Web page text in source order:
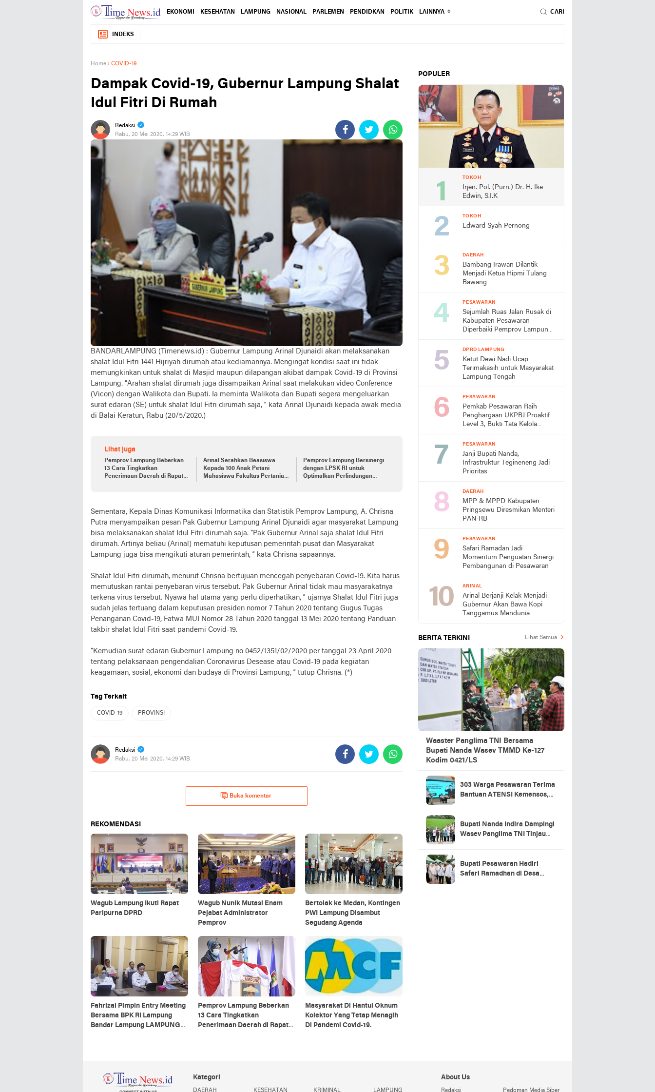
EKONOMI KESEHATAN LAMPUNG NASIONAL PARLEMEN PENDIDKAN POLITIK LAINNYA CARI
INDEKS
Home › COVID-19
Dampak Covid-19, Gubernur Lampung Shalat
Idul Fitri Di Rumah
Redaksi
Rabu, 20 Mei 2020, 14:29 WIB
BANDARLAMPUNG (Timenews.id) : Gubernur Lampung Arinal Djunaidi akan melaksanakan
shalat Idul Fitri 1441 Hijriyah dirumah atau kediamannya. Mengingat kondisi saat ini tidak
memungkinkan untuk shalat di Masjid maupun dilapangan akibat dampak Covid-19 di Provinsi
Lampung. “Arahan shalat dirumah juga disampaikan Arinal saat melakukan video Conference
(Vicon) dengan Walikota dan Bupati. Ia meminta Walikota dan Bupati segera mengeluarkan
surat edaran (SE) untuk shalat Idul Fitri dirumah saja, ” kata Arinal Djunaidi kepada awak media
di Balai Keratun, Rabu (20/5/2020.)
Lihat juga
Pemprov Lampung Beberkan
13 Cara Tingkatkan
Penerimaan Daerah di Rapat
Arinal Serahkan Beasiswa
Kepada 100 Anak Petani
Mahasiswa Fakultas Pertanian
Pemprov Lampung Bersinergi
dengan LPSK RI untuk
Optimalkan Perlindungan
Sementara, Kepala Dinas Komunikasi Informatika dan Statistik Pemprov Lampung, A. Chrisna
Putra menyampaikan pesan Pak Gubernur Lampung Arinal Djunaidi agar masyarakat Lampung
bisa melaksanakan shalat Idul Fitri dirumah saja. “Pak Gubernur Arinal saja shalat Idul Fitri
dirumah. Artinya beliau (Arinal) mematuhi keputusan pemerintah pusat dan Masyarakat
Lampung juga bisa mengikuti aturan pemerintah, ” kata Chrisna sapaannya.
Shalat Idul Fitri dirumah, menurut Chrisna bertujuan mencegah penyebaran Covid-19. Kita harus
memutuskan rantai penyebaran virus tersebut. Pak Gubernur Arinal tidak mau masyarakatnya
terkena virus tersebut. Nyawa hal utama yang perlu diperhatikan, ” ujarnya Shalat Idul Fitri juga
sudah jelas tertuang dalam keputusan presiden nomor 7 Tahun 2020 tentang Gugus Tugas
Penanganan Covid-19, Fatwa MUI Nomor 28 Tahun 2020 tanggal 13 Mei 2020 tentang Panduan
takbir shalat Idul Fitri saat pandemi Covid-19.
“Kemudian surat edaran Gubernur Lampung no 0452/1351/02/2020 per tanggal 23 April 2020
tentang pelaksanaan pengendalian Coronavirus Desease atau Covid-19 pada kegiatan
keagamaan, sosial, ekonomi dan budaya di Provinsi Lampung, ” tutup Chrisna. (*)
Tag Terkait
COVID-19 PROVINSI
Redaksi
Rabu, 20 Mei 2020, 14:29 WIB
Buka komentar
REKOMENDASI
Wagub Lampung Ikuti Rapat
Paripurna DPRD
Wagub Nunik Mutasi Enam
Pejabat Administrator
Pemprov
Bertolak ke Medan, Kontingen
PWI Lampung Disambut
Segudang Agenda
Fahrizal Pimpin Entry Meeting
Bersama BPK RI Lampung
Bandar Lampung LAMPUNG
Pemprov Lampung Beberkan
13 Cara Tingkatkan
Penerimaan Daerah di Rapat
Masyarakat Di Hantui Oknum
Kolektor Yang Tetap Menagih
Di Pandemi Covid-19.
POPULER
TOKOH
Irjen. Pol. (Purn.) Dr. H. Ike
Edwin, S.I.K
TOKOH
Edward Syah Pernong
DAERAH
Bambang Irawan Dilantik
Menjadi Ketua Hipmi Tulang
Bawang
PESAWARAN
Sejumlah Ruas Jalan Rusak di
Kabupaten Pesawaran
Diperbaiki Pemprov Lampung
DPRD LAMPUNG
Ketut Dewi Nadi Ucap
Terimakasih untuk Masyarakat
Lampung Tengah
PESAWARAN
Pemkab Pesawaran Raih
Penghargaan UKPBJ Proaktif
Level 3, Bukti Tata Kelola
PESAWARAN
Janji Bupati Nanda,
Infrastruktur Tegineneng Jadi
Prioritas
DAERAH
MPP & MPPD Kabupaten
Pringsewu Diresmikan Menteri
PAN-RB
PESAWARAN
Safari Ramadan Jadi
Momentum Penguatan Sinergi
Pembangunan di Pesawaran
ARINAL
Arinal Berjanji Kelak Menjadi
Gubernur Akan Bawa Kopi
Tanggamus Mendunia
BERITA TERKINI Lihat Semua
Waaster Panglima TNI Bersama
Bupati Nanda Wasev TMMD Ke-127
Kodim 0421/LS
303 Warga Pesawaran Terima
Bantuan ATENSI Kemensos,
Bupati Nanda Indira Dampingi
Wasev Panglima TNI Tinjau
Bupati Pesawaran Hadiri
Safari Ramadhan di Desa
Kategori
DAERAH KESEHATAN KRIMINAL LAMPUNG
About Us
Redaksi Pedoman Media Siber